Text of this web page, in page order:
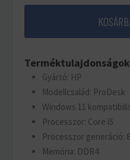
Gyártó: HP
Modellcsalád: ProDesk
Windows 11
Processzor: Core i5
Processzor generáció:
Memória: DDR4